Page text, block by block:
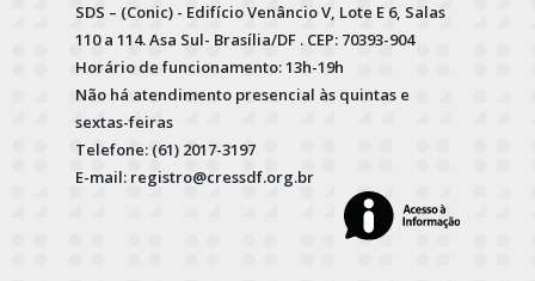
SDS – (Conic) - Edifício Venâncio V, Lote E 6, Salas
110 a 114. Asa Sul- Brasília/DF . CEP: 70393-904
Horário de funcionamento: 13h-19h
Não há atendimento presencial às quintas e
sextas-feiras
Telefone: (61) 2017-3197
E-mail: registro@cressdf.org.br